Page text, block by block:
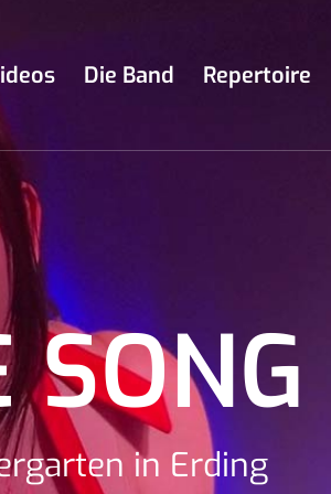
Die Band Repertoire
SONG
in Erding